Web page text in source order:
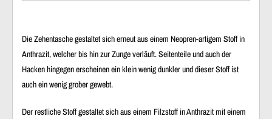
Die Zehentasche gestaltet sich erneut aus einem Neopren-artigem Stoff in
Anthrazit, welcher bis hin zur Zunge verläuft. Seitenteile und auch der
Hacken hingegen erscheinen ein klein wenig dunkler und dieser Stoff ist
auch ein wenig grober gewebt.
Der restliche Stoff gestaltet sich aus einem Filzstoff in Anthrazit mit einem